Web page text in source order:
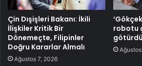
Çin Dışişleri Bakanı: İkili
İlişkiler Kritik Bir
Dönemeçte, Filipinler
Doğru Kararlar Almalı
Ağustos 7, 2026
robotu